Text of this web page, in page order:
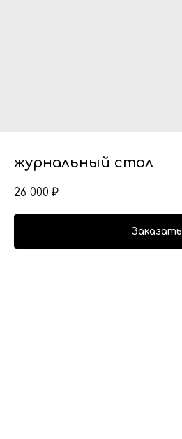
журнальный стол
26 000 ₽
Заказать